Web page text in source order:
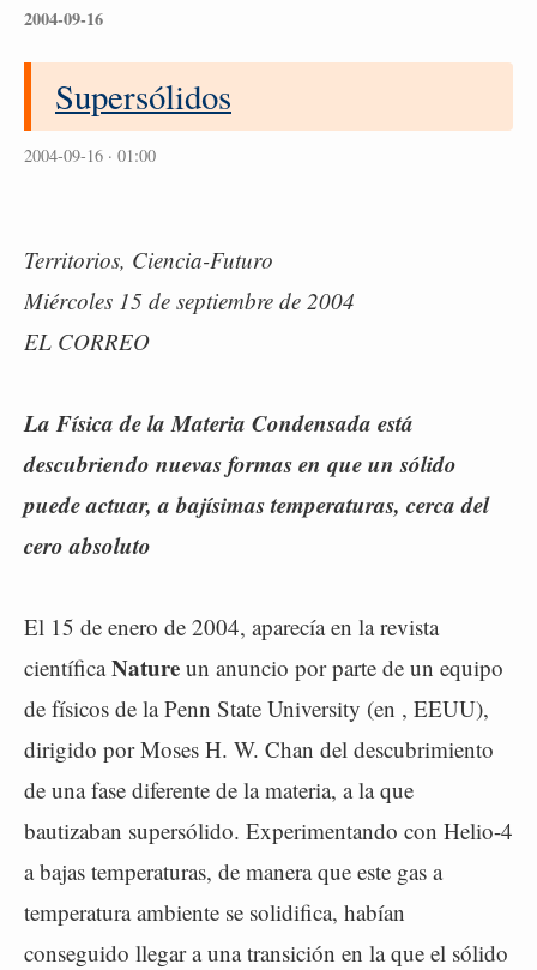
2004-09-16
Supersólidos
2004-09-16 · 01:00
Territorios, Ciencia-Futuro
Miércoles 15 de septiembre de 2004
EL CORREO
La Física de la Materia Condensada está
descubriendo nuevas formas en que un sólido
puede actuar, a bajísimas temperaturas, cerca del
cero absoluto
El 15 de enero de 2004, aparecía en la revista
científicaNature un anuncio por parte de un equipo
de físicos de la Penn State University (en , EEUU),
dirigido por Moses H. W. Chan del descubrimiento
de una fase diferente de la materia, a la que
bautizaban supersólido. Experimentando con Helio-4
a bajas temperaturas, de manera que este gas a
temperatura ambiente se solidifica, habían
conseguido llegar a una transición en la que el sólido